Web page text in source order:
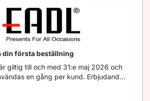
din första beställning
giltig till och med 31:e maj 2026 och
en gång per kund. Erbjudandet
anges vid köptillfället och kan